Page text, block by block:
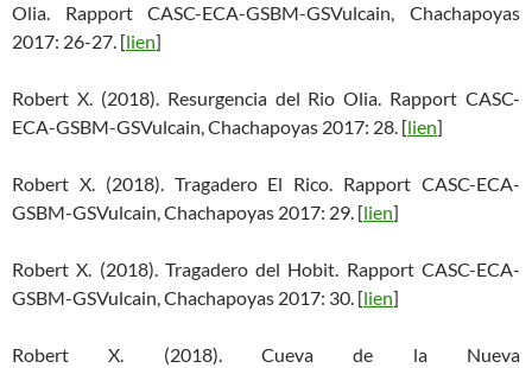
Olia. Rapport CASC-ECA-GSBM-GSVulcain, Chachapoyas
2017: 26-27. [lien]
Robert X. (2018). Resurgencia del Rio Olia. Rapport CASC-
ECA-GSBM-GSVulcain, Chachapoyas 2017: 28. [lien]
Robert X. (2018). Tragadero El Rico. Rapport CASC-ECA-
GSBM-GSVulcain, Chachapoyas 2017: 29. [lien]
Robert X. (2018). Tragadero del Hobit. Rapport CASC-ECA-
GSBM-GSVulcain, Chachapoyas 2017: 30. [lien]
Robert X. (2018). Cueva de la Nueva